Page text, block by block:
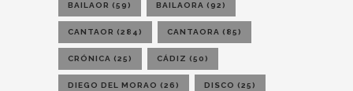
BAILAOR (59) BAILAORA (92)
CANTAOR (284) CANTAORA (85)
CRÓNICA (25) CÁDIZ (50)
DIEGO DEL MORAO (26) DISCO (25)